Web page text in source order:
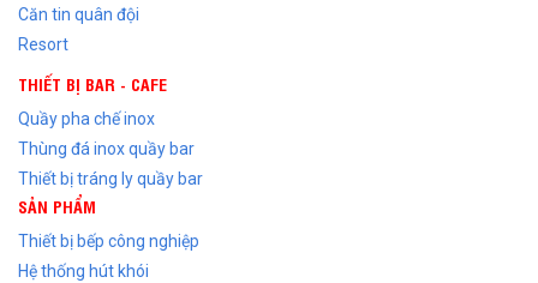
Căn tin quân đội
Resort
THIẾT BỊ BAR - CAFE
Quầy pha chế inox
Thùng đá inox quầy bar
Thiết bị tráng ly quầy bar
SẢN PHẨM
Thiết bị bếp công nghiệp
Hệ thống hút khói